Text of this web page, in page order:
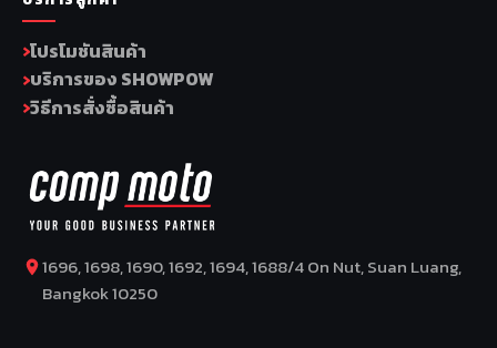
โปรโมชันสินค้า
บริการของ SHOWPOW
วิธีการสั่งซื้อสินค้า
1696, 1698, 1690, 1692, 1694, 1688/4 On Nut, Suan Luang,
Bangkok 10250